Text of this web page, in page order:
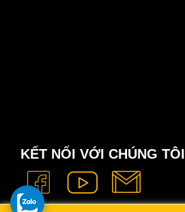
KẾT NỐI VỚI CHÚNG TÔI